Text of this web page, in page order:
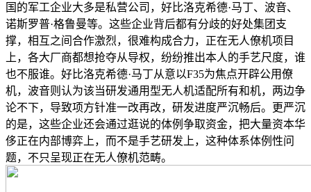
国的军工企业大多是私营公司，好比洛克希德·马丁、波音、
诺斯罗普·格鲁曼等。这些企业背后都有分歧的好处集团支
撑，相互之间合作激烈，很难构成合力，正在无人僚机项目
上，各大厂商都想抢夺从导权，纷纷推出本人的手艺尺度，谁
也不服谁。好比洛克希德·马丁从意以F35为焦点开辟公用僚
机，波音则认为该当研发通用型无人机适配所有和机，两边争
论不下，导致项方针准一改再改，研发进度严沉畅后。更严沉
的是，这些企业还会通过逛说的体例争取资金，把大量资本华
侈正在内部博弈上，而不是手艺研发上，这种体系体例性问
题，不只呈现正在无人僚机范畴。